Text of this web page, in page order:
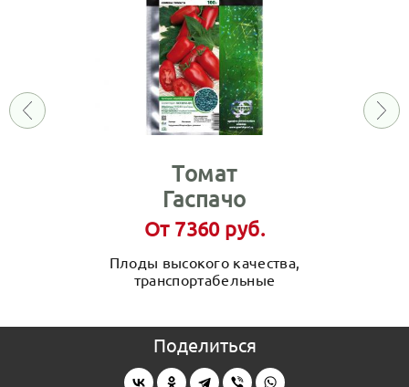
Томат
Гаспачо
От 7360 руб.
Плоды высокого качества,
транспортабельные
Поделиться